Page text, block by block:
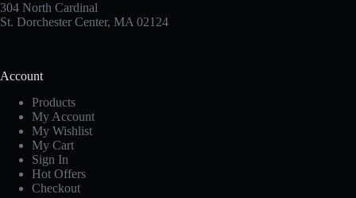
304 North Cardinal
St. Dorchester Center, MA 02124
Account
Products
My Account
My Wishlist
My Cart
Sign In
Hot Offers
Checkout